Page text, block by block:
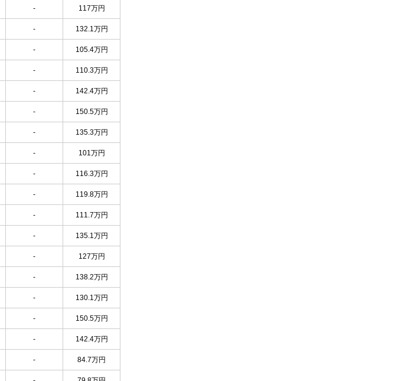
- 117万円
- 132.1万円
- 105.4万円
- 110.3万円
- 142.4万円
- 150.5万円
- 135.3万円
- 101万円
- 116.3万円
- 119.8万円
- 111.7万円
- 135.1万円
- 127万円
- 138.2万円
- 130.1万円
- 150.5万円
- 142.4万円
- 84.7万円